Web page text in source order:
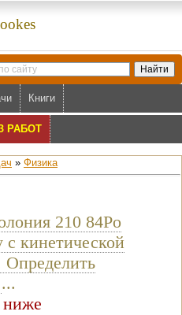
Книги
РАБОТ
» Физика
210 84Po
с кинетической
...
ниже